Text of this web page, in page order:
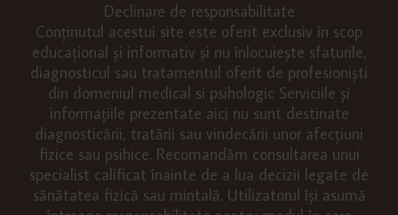
Declinare de responsabilitate
Conținutul acestui site este oferit exclusiv în scop
educațional și informativ și nu înlocuiește sfaturile,
diagnosticul sau tratamentul oferit de profesioniști
din domeniul medical si psihologic Serviciile și
informațiile prezentate aici nu sunt destinate
diagnosticării, tratării sau vindecării unor afecțiuni
fizice sau psihice. Recomandăm consultarea unui
specialist calificat înainte de a lua decizii legate de
sănătatea fizică sau mintală. Utilizatorul își asumă